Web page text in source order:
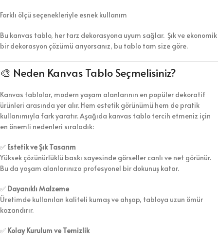
Farklı ölçü seçenekleriyle esnek kullanım
Bu kanvas tablo, her tarz dekorasyona uyum sağlar. Şık ve ekonomik
bir dekorasyon çözümü arıyorsanız, bu tablo tam size göre.
🎨 Neden Kanvas Tablo Seçmelisiniz?
Kanvas tablolar, modern yaşam alanlarının en popüler dekoratif
ürünleri arasında yer alır. Hem estetik görünümü hem de pratik
kullanımıyla fark yaratır. Aşağıda kanvas tablo tercih etmeniz için
en önemli nedenleri sıraladık:
✅ Estetik ve Şık Tasarım
Yüksek çözünürlüklü baskı sayesinde görseller canlı ve net görünür.
Bu da yaşam alanlarınıza profesyonel bir dokunuş katar.
✅ Dayanıklı Malzeme
Üretimde kullanılan kaliteli kumaş ve ahşap, tabloya uzun ömür
kazandırır.
✅ Kolay Kurulum ve Temizlik